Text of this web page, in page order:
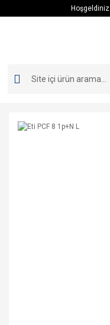
Hoşgeldiniz